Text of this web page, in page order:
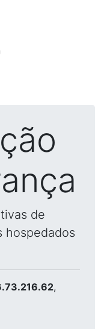
de
hospedados
,